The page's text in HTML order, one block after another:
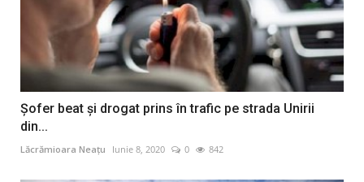
Șofer beat și drogat prins în trafic pe strada Unirii
din...
Lăcrămioara Neațu Iunie 8, 2020 0 842